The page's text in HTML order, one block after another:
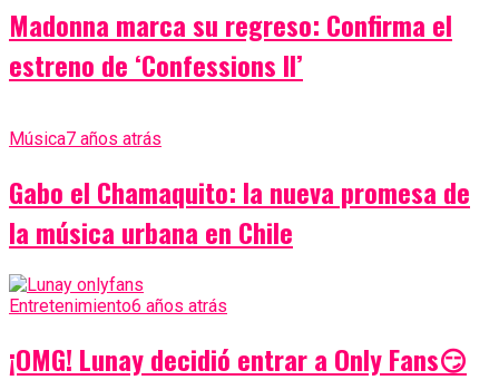
Madonna marca su regreso: Confirma el
estreno de ‘Confessions II’
Música7 años atrás
Gabo el Chamaquito: la nueva promesa de
la música urbana en Chile
Entretenimiento6 años atrás
¡OMG! Lunay decidió entrar a Only Fans😏